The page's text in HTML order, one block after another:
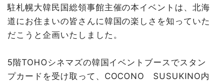
駐札幌大韓民国総領事館主催の本イベントは、北海
道にお住まいの皆さんに韓国の楽しさを知っていた
だこうと企画いたしました。
5階TOHOシネマズの韓国イベントブースでスタン
プカードを受け取って、COCONO SUSUKINO内